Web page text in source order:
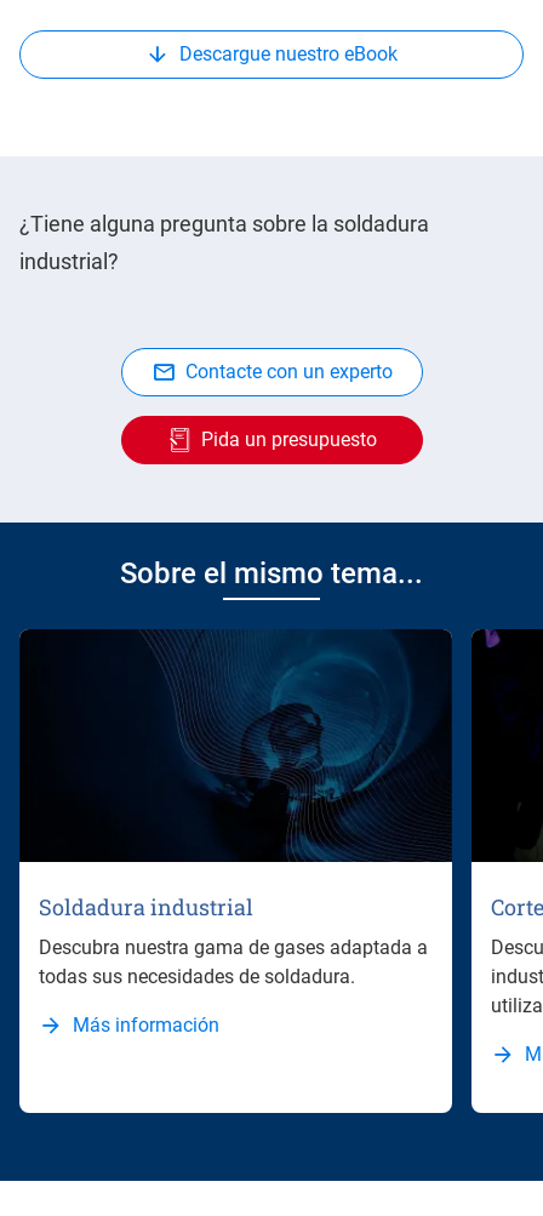
Descargue nuestro eBook
¿Tiene alguna pregunta sobre la soldadura
industrial?
Contacte con un experto
Pida un presupuesto
Sobre el mismo tema...
Soldadura industrial
Descubra nuestra gama de gases adaptada a
todas sus necesidades de soldadura.
Más información